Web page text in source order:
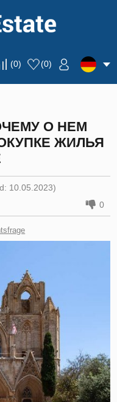
(0) (0)
О НЕМ
ЖИЛЬЯ
10.05.2023)
0